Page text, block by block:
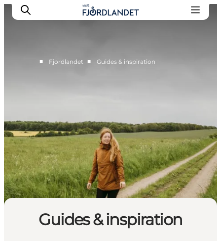
Overnatning
Oplevelser
■ Fjordlandet ■ Guides & inspiration
Guides & inspiration